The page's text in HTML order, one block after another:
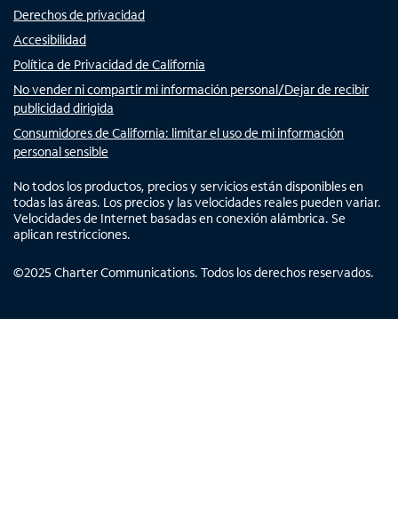
Derechos de privacidad
Accesibilidad
Política de Privacidad de California
No vender ni compartir mi información personal/Dejar de recibir
publicidad dirigida
Consumidores de California: limitar el uso de mi información
personal sensible
No todos los productos, precios y servicios están disponibles en
todas las áreas. Los precios y las velocidades reales pueden variar.
Velocidades de Internet basadas en conexión alámbrica. Se
aplican restricciones.
©2025 Charter Communications. Todos los derechos reservados.